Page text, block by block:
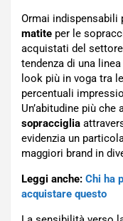
Ormai indispensabili
matite per le
acquistati del
tendenza di una
look più in voga tra
percentuali
Un’abitudine più
sopracciglia
evidenzia un
maggiori brand in
Leggi anche: Chi ha
acquistare questo